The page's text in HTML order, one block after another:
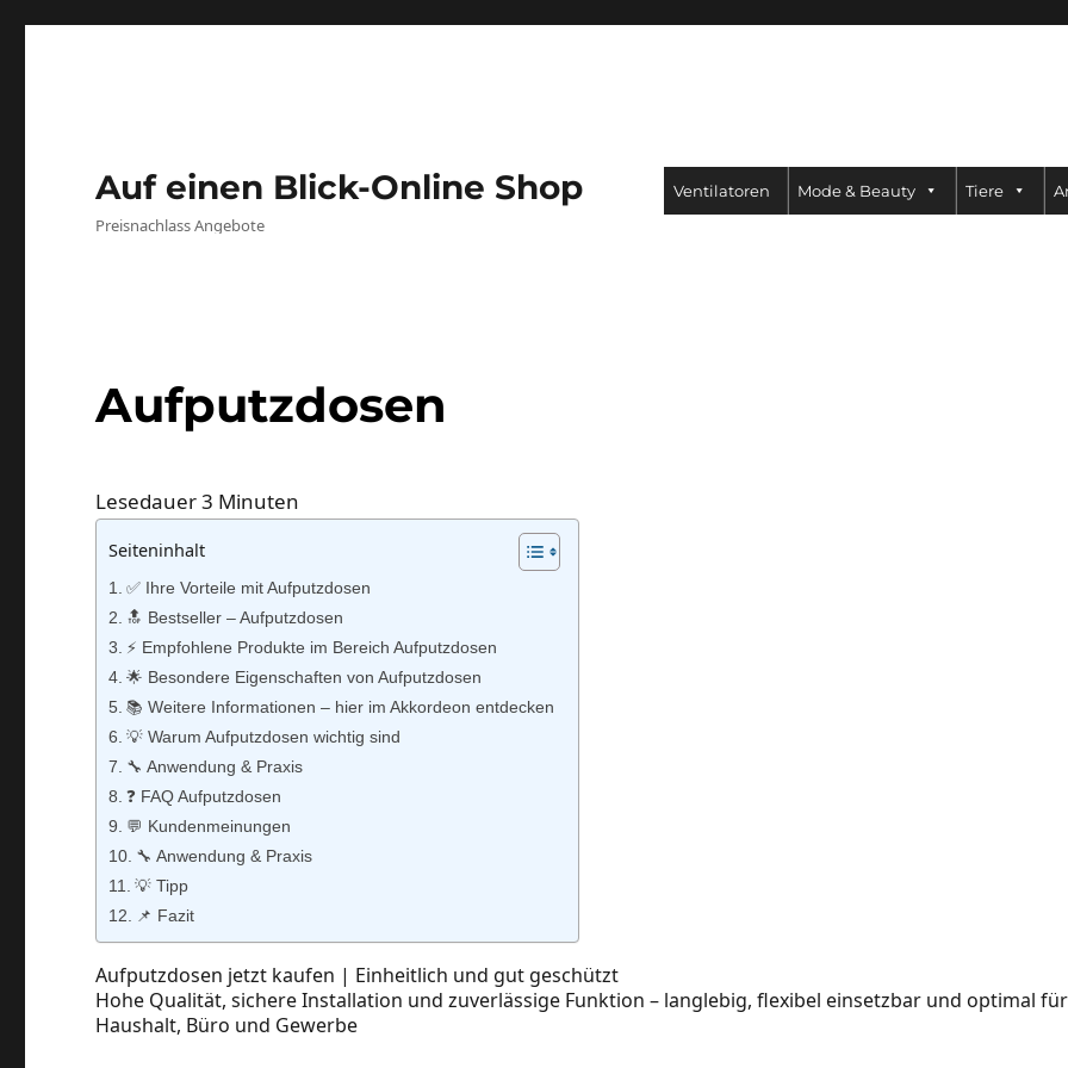
Auf einen Blick-Online Shop
Preisnachlass Angebote
Ventilatoren Mode & Beauty Tiere
Aufputzdosen
Lesedauer3 Minuten
Seiteninhalt
✅ Ihre Vorteile mit Aufputzdosen
🔝 Bestseller – Aufputzdosen
⚡️ Empfohlene Produkte im Bereich Aufputzdosen
🌟 Besondere Eigenschaften von Aufputzdosen
📚 Weitere Informationen – hier im Akkordeon entdecken
💡 Warum Aufputzdosen wichtig sind
🔧 Anwendung & Praxis
❓ FAQ Aufputzdosen
💬 Kundenmeinungen
🔧 Anwendung & Praxis
💡 Tipp
📌 Fazit
Aufputzdosen jetzt kaufen | Einheitlich und gut geschützt
Hohe Qualität, sichere Installation und zuverlässige Funktion – langlebig, flexibel einsetzbar und optimal für
Haushalt, Büro und Gewerbe